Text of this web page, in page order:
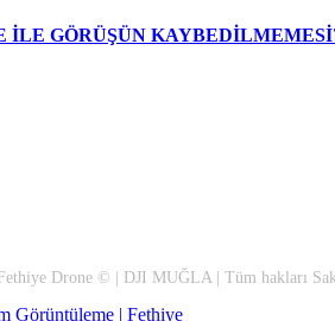
İLE GÖRÜŞÜN
Drone © | DJI MUĞLA | Tüm hakları